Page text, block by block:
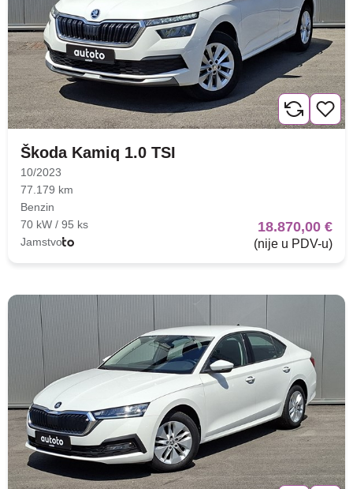
Škoda Kamiq 1.0 TSI
10/2023
77.179 km
Benzin
70 kW / 95 ks
Jamstvo
18.870,00 €
(nije u PDV-u)